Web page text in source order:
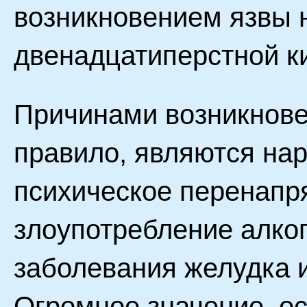
возникновением язвы
двенадцатиперстной
Причинами
правило, являются
психическое
злоупотребление
заболевания желудка